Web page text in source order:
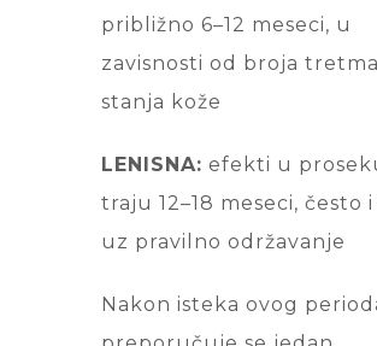
približno 6–12 meseci, u
zavisnosti od broja
stanja kože
LENISNA: efekti u
traju 12–18 meseci, često
uz pravilno održavanje
Nakon isteka ovog